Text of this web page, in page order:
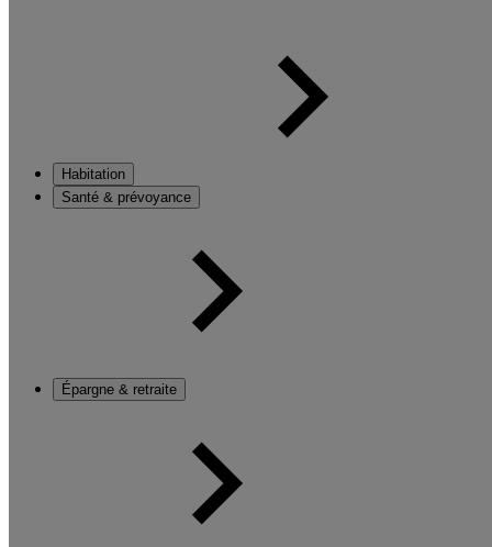
Habitation
Santé & prévoyance
Épargne & retraite